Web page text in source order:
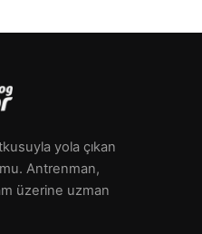
yola çıkan
Antrenman,
üzerine uzman